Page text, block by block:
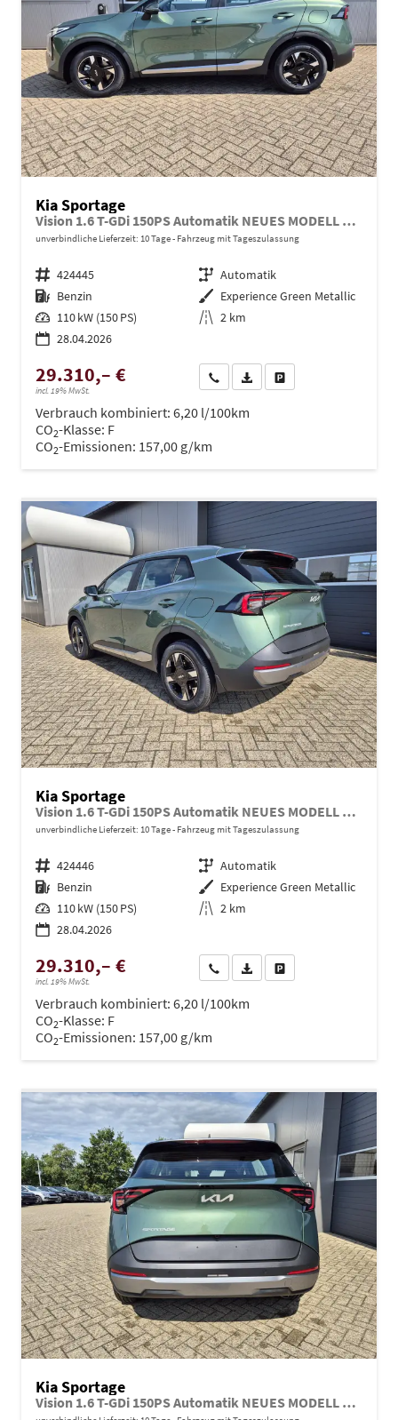
Kia Sportage
Vision 1.6 T-GDi 150PS Automatik NEUES MODELL MY26 FACELIFT Sitzheizung Lenkradheizung Klimaautomatik Navi Bluetooth Touchscreen Apple CarPlay Android Auto PDC v+h 17"LM Rückf.Kamera ACC 2x Keyless
unverbindliche Lieferzeit: 10 Tage Fahrzeug mit Tageszulassung
Fahrzeugnr. 424445 Getriebe Automatik
Kraftstoff Benzin Außenfarbe Experience Green Metallic
Leistung 110 kW (150 PS) Kilometerstand 2 km
28.04.2026
29.310,– €
incl. 19% MwSt.
Wir rufen Sie anPDF-Datei, Fahrzeugexposé
Verbrauch kombiniert: 6,20 l/100km
CO2-Klasse: F
CO2-Emissionen: 157,00 g/km
Kia Sportage
Vision 1.6 T-GDi 150PS Automatik NEUES MODELL MY26 FACELIFT Sitzheizung Lenkradheizung Klimaautomatik Navi Bluetooth Touchscreen Apple CarPlay Android Auto PDC v+h 17"LM Rückf.Kamera ACC 2x Keyless
unverbindliche Lieferzeit: 10 Tage Fahrzeug mit Tageszulassung
Fahrzeugnr. 424446 Getriebe Automatik
Kraftstoff Benzin Außenfarbe Experience Green Metallic
Leistung 110 kW (150 PS) Kilometerstand 2 km
28.04.2026
29.310,– €
incl. 19% MwSt.
Wir rufen Sie anPDF-Datei, Fahrzeugexposé
Verbrauch kombiniert: 6,20 l/100km
CO2-Klasse: F
CO2-Emissionen: 157,00 g/km
Kia Sportage
Vision 1.6 T-GDi 150PS Automatik NEUES MODELL MY26 FACELIFT Sitzheizung Lenkradheizung Klimaautomatik Navi Bluetooth Touchscreen Apple CarPlay Android Auto PDC v+h 17"LM Rückf.Kamera ACC 2x Keyless